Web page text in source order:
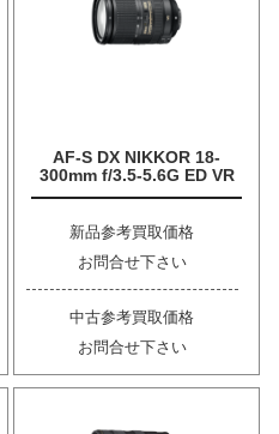
AF-S DX NIKKOR 18-
300mm f/3.5-5.6G ED VR
新品参考買取価格
お問合せ下さい
中古参考買取価格
お問合せ下さい